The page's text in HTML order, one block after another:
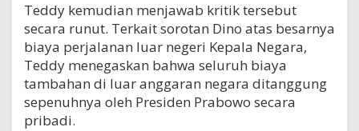
Teddy kemudian menjawab kritik tersebut
secara runut. Terkait sorotan Dino atas besarnya
biaya perjalanan luar negeri Kepala Negara,
Teddy menegaskan bahwa seluruh biaya
tambahan di luar anggaran negara ditanggung
sepenuhnya oleh Presiden Prabowo secara
pribadi.